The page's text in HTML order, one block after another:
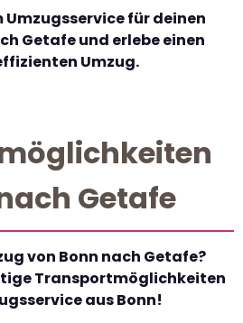
für deinen
Getafe und erlebe einen
Umzug.
Getafe
von Bonn nach Getafe?
Transportmöglichkeiten
aus Bonn!